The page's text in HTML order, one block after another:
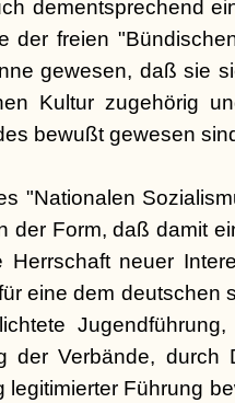
dementsprechend
der freien
gewesen, daß sie
Kultur zugehörig
bewußt gewesen
"Nationalen
der Form, daß damit
Herrschaft neuer
eine dem deutschen
der Verbände,
legitimierter Führung